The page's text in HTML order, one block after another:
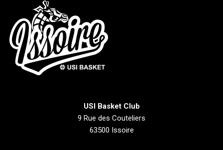
USI Basket Club
9 Rue des Couteliers
63500 Issoire